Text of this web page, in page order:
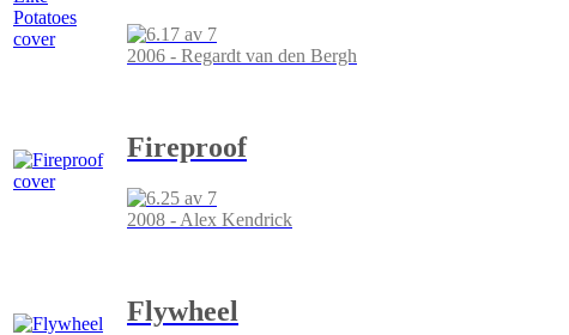
2006 - Regardt van den Bergh
Fireproof
2008 - Alex Kendrick
Flywheel